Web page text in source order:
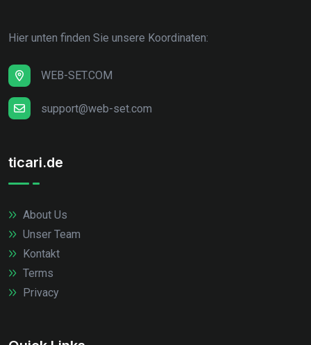
Hier unten finden Sie unsere Koordinaten:
WEB-SET.COM
support@web-set.com
ticari.de
About Us
Unser Team
Kontakt
Terms
Privacy